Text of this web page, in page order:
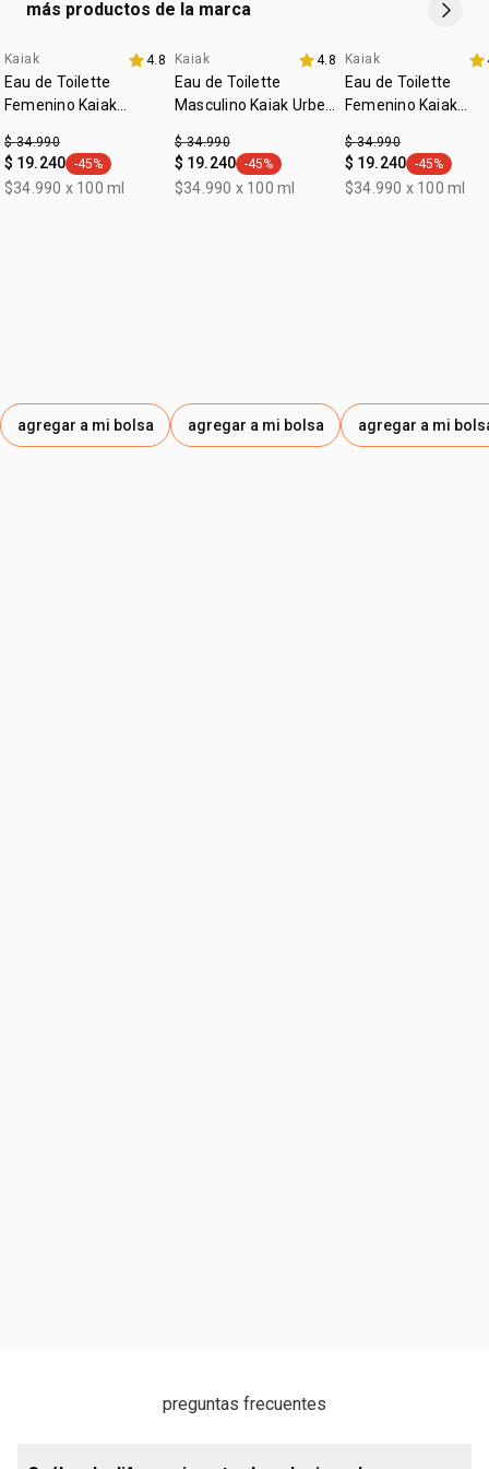
más productos de la marca
Kaiak 4.8
Eau de Toilette
Femenino Kaiak
$ 34.990
$ 19.240 general.tag -45%
-45%
$34.990 x 100 ml
agregar a mi bolsa
Kaiak 4.8
Eau de Toilette
Masculino Kaiak Urbe
$ 34.990
$ 19.240 general.tag -45%
-45%
$34.990 x 100 ml
agregar a mi bolsa
Kaiak
Eau de Toilette
Femenino Kaiak
$ 34.990
$ 19.240 general.tag
-45%
$34.990 x 100 ml
agregar a mi
preguntas frecuentes